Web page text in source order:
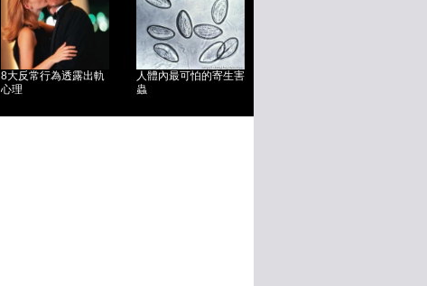
8大反常行為透露出軌
心理
人體內最可怕的寄生害
蟲